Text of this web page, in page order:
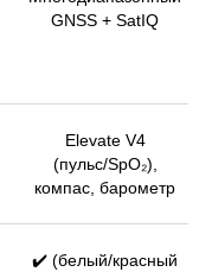
GNSS + SatIQ
Elevate V4
(пульс/SpO₂),
компас, барометр
✔️ (белый/красный